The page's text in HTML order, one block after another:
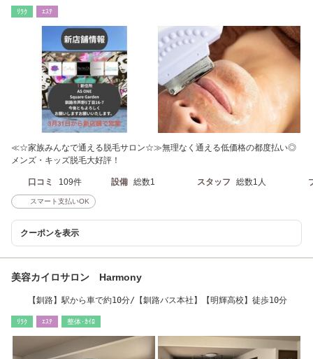
ﾘﾗｸ ｴｽﾃ
≪☆家族みんなで通える脱毛サロン☆≫無理なく通える低価格の都度払い◎
メンズ・キッズ脱毛大好評！
口コミ 109件 設備 総数1 スタッフ 総数1人
スマート支払いOK
クーポンを表示
美容カイロサロン Harmony
【釧路】駅から車で約10分/【釧路バス本社】【明輝高校】徒歩10分
ﾘﾗｸ ｴｽﾃ 整体･ｶｲﾛ